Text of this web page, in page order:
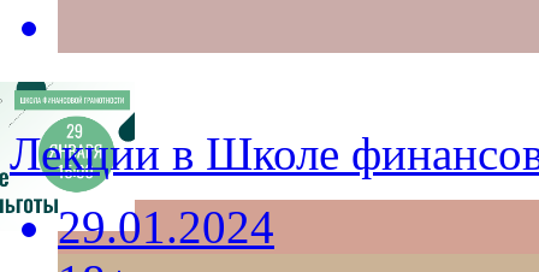
Лекции в Школе
29.01.2024